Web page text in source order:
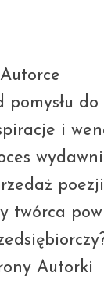
pomysłu
i
poezji
twórca
Autorki